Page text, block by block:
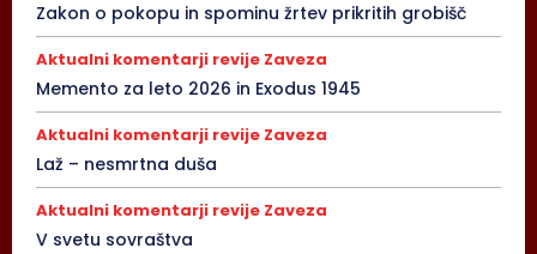
Zakon o pokopu in spominu žrtev prikritih grobišč
Aktualni komentarji revije Zaveza
Memento za leto 2026 in Exodus 1945
Aktualni komentarji revije Zaveza
Laž – nesmrtna duša
Aktualni komentarji revije Zaveza
V svetu sovraštva